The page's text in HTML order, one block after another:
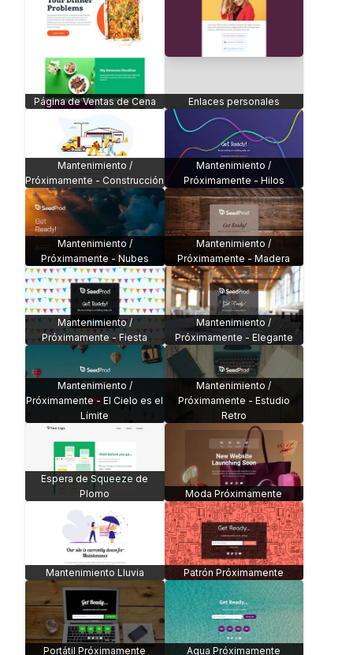
Página de Ventas de Cena Enlaces personales
Mantenimiento /
Próximamente - Construcción
Mantenimiento /
Próximamente - Hilos
Mantenimiento /
Próximamente - Nubes
Mantenimiento /
Próximamente - Madera
Mantenimiento /
Próximamente - Fiesta
Mantenimiento /
Próximamente - Elegante
Mantenimiento /
Próximamente - El Cielo es el
Límite
Mantenimiento /
Próximamente - Estudio
Retro
Espera de Squeeze de
Plomo
Moda Próximamente
Mantenimiento Lluvia Patrón Próximamente
Portátil Próximamente Agua Próximamente